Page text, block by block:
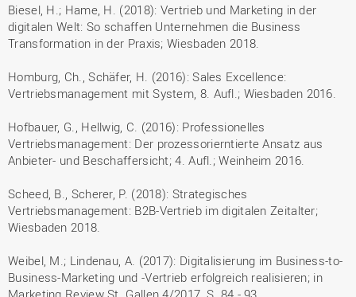
Biesel, H.; Hame, H. (2018): Vertrieb und Marketing in der
digitalen Welt: So schaffen Unternehmen die Business
Transformation in der Praxis; Wiesbaden 2018.
Homburg, Ch., Schäfer, H. (2016): Sales Excellence:
Vertriebsmanagement mit System, 8. Aufl.; Wiesbaden 2016.
Hofbauer, G., Hellwig, C. (2016): Professionelles
Vertriebsmanagement: Der prozessorierntierte Ansatz aus
Anbieter- und Beschaffersicht; 4. Aufl.; Weinheim 2016.
Scheed, B., Scherer, P. (2018): Strategisches
Vertriebsmanagement: B2B-Vertrieb im digitalen Zeitalter;
Wiesbaden 2018.
Weibel, M.; Lindenau, A. (2017): Digitalisierung im Business-to-
Business-Marketing und -Vertrieb erfolgreich realisieren; in
Marketing Review St. Gallen 4/2017, S. 84 - 93.